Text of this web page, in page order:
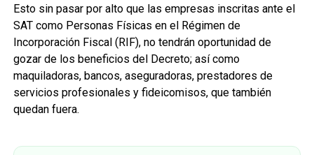
Esto sin pasar por alto que las empresas inscritas ante el
SAT como Personas Físicas en el Régimen de
Incorporación Fiscal (RIF), no tendrán oportunidad de
gozar de los beneficios del Decreto; así como
maquiladoras, bancos, aseguradoras, prestadores de
servicios profesionales y fideicomisos, que también
quedan fuera.